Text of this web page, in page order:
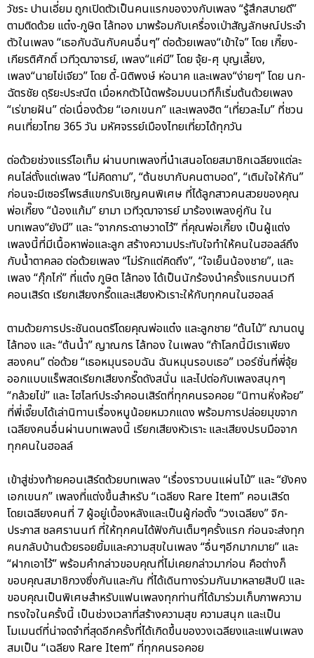
วัชระ ปานเอี่ยม ถูกเปิดตัวเป็นคนแรกของวงกับเพลง “รู้สึกสบายดี”
ตามติดด้วย แต๋ง-ภูษิต ไล้ทอง มาพร้อมกับเครื่องเป่าสัญลักษณ์ประจำ
ตัวในเพลง “เธอกับฉันกับคนอื่นๆ” ต่อด้วยเพลง“เข้าใจ” โดย เกี๊ยง-
เกียรติศักดิ์ เวทีวุฒาจารย์, เพลง“แค่มี” โดย จุ้ย-ศุ บุญเลี้ยง,
เพลง“นายไข่เจียว” โดย ดี้-นิติพงษ์ ห่อนาค และเพลง“ง่ายๆ” โดย นก-
ฉัตรชัย ดุริยะประณีต เมื่อหกตัวโน้ตพร้อมบนเวทีก็เริ่มต้นด้วยเพลง
“เร่ขายฝัน” ต่อเนื่องด้วย “เอกเขนก” และเพลงฮิต “เที่ยวละไม” ที่ชวน
คนเที่ยวไทย 365 วัน มหัศจรรย์เมืองไทยเที่ยวได้ทุกวัน
ต่อด้วยช่วงแรร์ไอเท็ม ผ่านบทเพลงที่นำเสนอโดยสมาชิกเฉลียงแต่ละ
คนไล่ตั้งแต่เพลง “ไม่คิดถาม”, “ต้นชบากับคนตาบอด”, “เติมใจให้กัน”
ก่อนจะมีเซอร์ไพรส์แขกรับเชิญคนพิเศษ ที่ได้ลูกสาวคนสวยของคุณ
พ่อเกี๊ยง “น้องแก้ม” ยามา เวทีวุฒาจารย์ มาร้องเพลงคู่กัน ใน
บทเพลง“ยังมี” และ “จากกระดาษวาดไว้” ที่คุณพ่อเกี๊ยง เป็นผู้แต่ง
เพลงนี้ที่มีเนื้อหาพ่อและลูก สร้างความประทับใจทำให้คนในฮอลล์ถึง
กับน้ำตาคลอ ต่อด้วยเพลง “ไม่รักแต่คิดถึง”, “ใจเย็นน้องชาย”, และ
เพลง “กุ๊กไก่” ที่แต๋ง ภูษิต ไล้ทอง ได้เป็นนักร้องนำครั้งแรกบนเวที
คอนเสิร์ต เรียกเสียงกรี๊ดและเสียงหัวเราะให้กับทุกคนในฮอลล์
ตามด้วยการประชันดนตรีโดยคุณพ่อแต๋ง และลูกชาย “ต้นไม้” ฌานดนู
ไล้ทอง และ “ต้นน้ำ” ญาณกร ไล้ทอง ในเพลง “ถ้าโลกนี้มีเราเพียง
สองคน” ต่อด้วย “เธอหมุนรอบฉัน ฉันหมุนรอบเธอ” เวอร์ชั่นที่พี่จุ้ย
ออกแบบแร็พสดเรียกเสียงกรี๊ดดังสนั่น และไปต่อกับเพลงสนุกๆ
“กล้วยไข่” และ ไฮไลท์ประจำคอนเสิร์ตที่ทุกคนรอคอย “นิทานหิ่งห้อย”
ที่พี่เจี๊ยบได้เล่านิทานเรื่องหนูน้อยหมวกแดง พร้อมการปล่อยมุขจาก
เฉลียงคนอื่นผ่านบทเพลงนี้ เรียกเสียงหัวเราะ และเสียงปรบมือจาก
ทุกคนในฮอลล์
เข้าสู่ช่วงท้ายคอนเสิร์ตด้วยบทเพลง “เรื่องราวบนแผ่นไม้” และ “ยังคง
เอกเขนก” เพลงที่แต่งขึ้นสำหรับ “เฉลียง Rare Item” คอนเสิร์ต
โดยเฉลียงคนที่ 7 ผู้อยู่เบื้องหลังและเป็นผู้ก่อตั้ง “วงเฉลียง” จิก-
ประภาส ชลศรานนท์ ที่ให้ทุกคนได้ฟังกันเต็มๆครั้งแรก ก่อนจะส่งทุก
คนกลับบ้านด้วยรอยยิ้มและความสุขในเพลง “อื่นๆอีกมากมาย” และ
“ฝากเอาไว้” พร้อมคำกล่าวขอบคุณที่ไม่เคยกล่าวมาก่อน คือต่างก็
ขอบคุณสมาชิกวงซึ่งกันและกัน ที่ได้เดินทางร่วมกันมาหลายสิบปี และ
ขอบคุณเป็นพิเศษสำหรับแฟนเพลงทุกท่านที่ได้มาร่วมเก็บภาพความ
ทรงใจในครั้งนี้ เป็นช่วงเวลาที่สร้างความสุข ความสนุก และเป็น
โมเมนต์ที่น่าจดจำที่สุดอีกครั้งที่ได้เกิดขึ้นของวงเฉลียงและแฟนเพลง
สมเป็น “เฉลียง Rare Item” ที่ทุกคนรอคอย